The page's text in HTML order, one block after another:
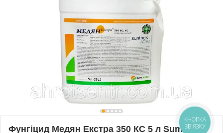
Фунгіцид Медян Екстра 350 КС 5 л SumiAgro
КНОПКА
ЗВ'ЯЗКУ